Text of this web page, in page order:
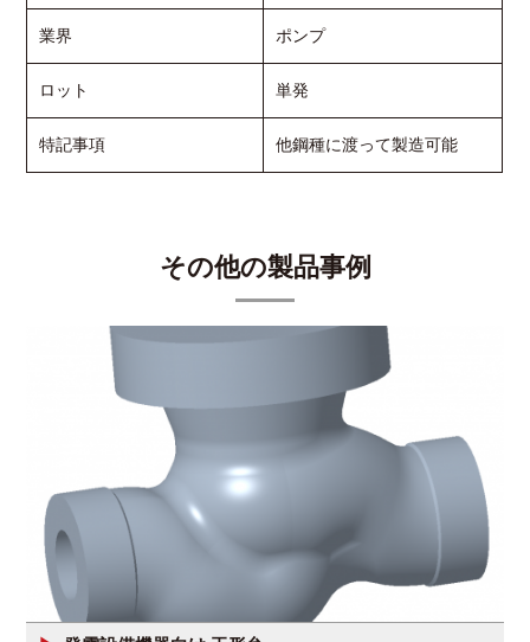
業界 ポンプ
ロット 単発
特記事項 他鋼種に渡って製造可能
その他の製品事例